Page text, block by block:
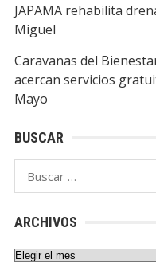
JAPAMA rehabilita
Miguel
Caravanas del
acercan servicios
Mayo
BUSCAR
Buscar:
ARCHIVOS
Archivos